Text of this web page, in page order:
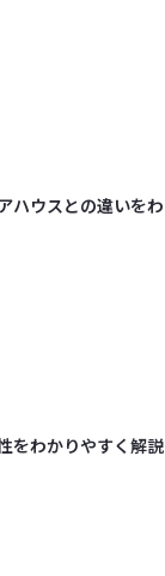
ハウスとの違いをわ
をわかりやすく解説